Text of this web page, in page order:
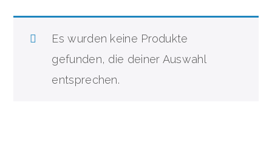
Es wurden keine Produkte
gefunden, die deiner Auswahl
entsprechen.